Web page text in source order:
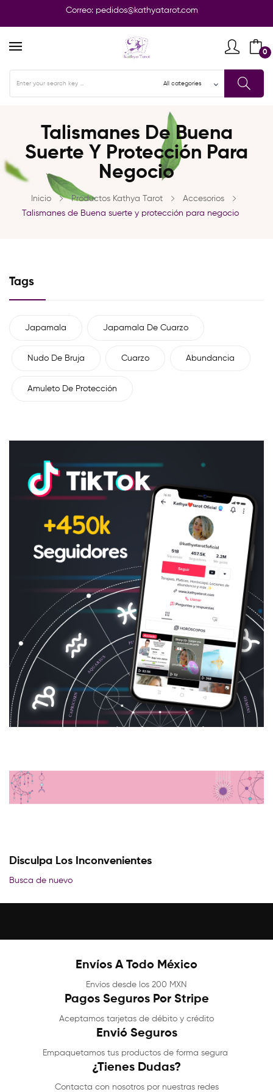
Correo: pedidos@kathyatarot.com
0
Talismanes De Buena
Suerte Y Protección Para
Negocio
Inicio Productos Kathya Tarot
Accesorios
Talismanes de Buena suerte y protección para negocio
Tags
Japamala Japamala De Cuarzo
Nudo De Bruja Cuarzo Abundancia
Amuleto De Protección
Disculpa Los Inconvenientes
Busca de nuevo
Envíos A Todo México
Envíos desde los 200 MXN
Pagos Seguros Por Stripe
Aceptamos tarjetas de débito y crédito
Envió Seguros
Empaquetamos tus productos de forma segura
¿Tienes Dudas?
Contacta con nosotros por nuestras redes